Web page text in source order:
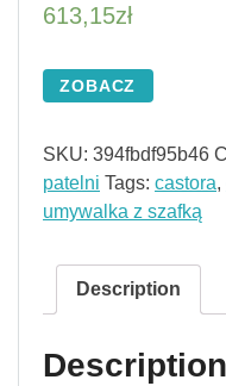
613,15zł
ZOBACZ
SKU: 394fbdf95b46
patelni Tags: castora,
umywalka z szafką
Description
Description